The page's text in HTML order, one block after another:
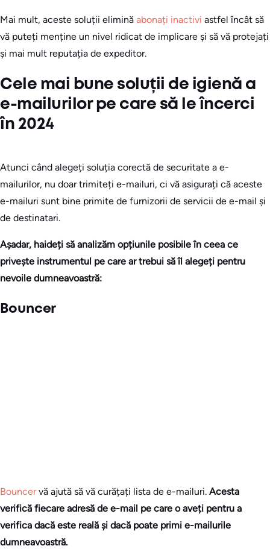
Mai mult, aceste soluții elimină abonați inactivi astfel încât să
vă puteți menține un nivel ridicat de implicare și să vă protejați
și mai mult reputația de expeditor.
Cele mai bune soluții de igienă a
e-mailurilor pe care să le încerci
în 2024
Atunci când alegeți soluția corectă de securitate a e-
mailurilor, nu doar trimiteți e-mailuri, ci vă asigurați că aceste
e-mailuri sunt bine primite de furnizorii de servicii de e-mail și
de destinatari.
Așadar, haideți să analizăm opțiunile posibile în ceea ce
privește instrumentul pe care ar trebui să îl alegeți pentru
nevoile dumneavoastră:
Bouncer
Bouncervă ajută să vă curățați lista de e-mailuri. Acesta
verifică fiecare adresă de e-mail pe care o aveți pentru a
verifica dacă este reală și dacă poate primi e-mailurile
dumneavoastră.